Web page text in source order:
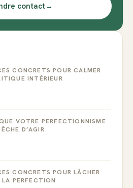
contact→
CONCRETS POUR CALMER
INTÉRIEUR
VOTRE PERFECTIONNISME
D’AGIR
CONCRETS POUR LÂCHER
LA PERFECTION